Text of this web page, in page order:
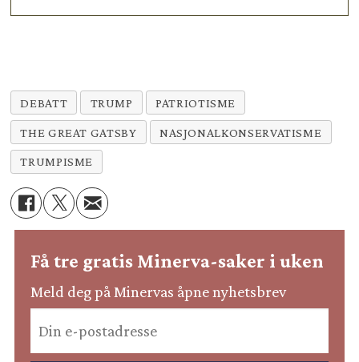
DEBATT TRUMP PATRIOTISME
THE GREAT GATSBY NASJONALKONSERVATISME
TRUMPISME
Få tre gratis Minerva-saker i uken
Meld deg på Minervas åpne nyhetsbrev